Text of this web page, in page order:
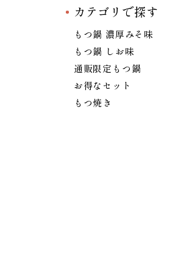
カテゴリで探す
もつ鍋 濃厚みそ味
もつ鍋 しお味
通販限定もつ鍋
お得なセット
もつ焼き